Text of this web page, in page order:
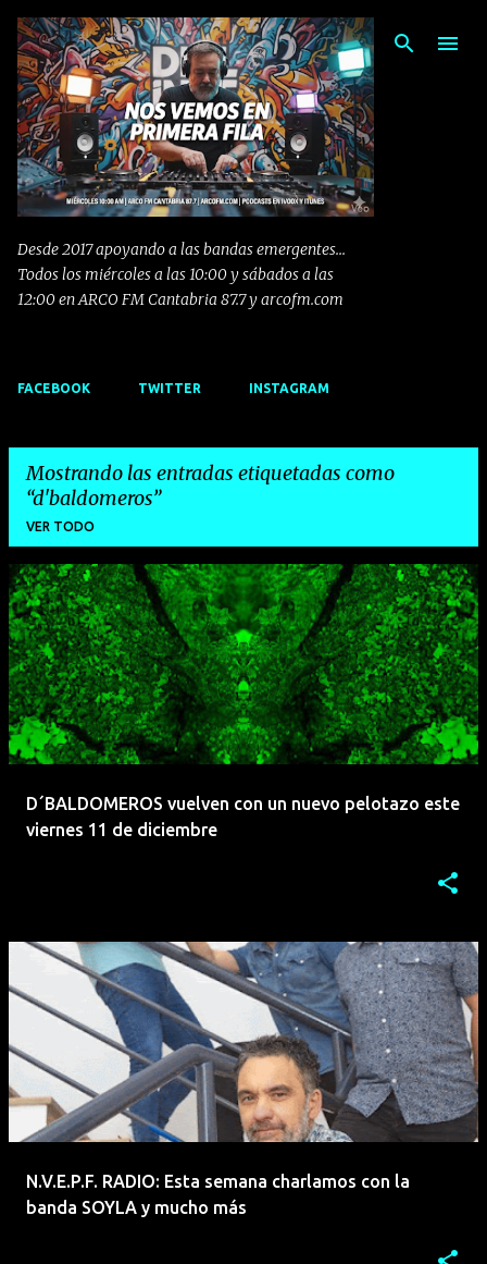
Ir al contenido principal
Desde 2017 apoyando a las bandas emergentes...
Todos los miércoles a las 10:00 y sábados a las
12:00 en ARCO FM Cantabria 87.7 y arcofm.com
FACEBOOK TWITTER INSTAGRAM
Mostrando las entradas etiquetadas como
d'baldomeros
VER TODO
E
n
t
r
a
d
D´BALDOMEROS vuelven con un nuevo pelotazo este
viernes 11 de diciembre
N.V.E.P.F. RADIO: Esta semana charlamos con la
banda SOYLA y mucho más